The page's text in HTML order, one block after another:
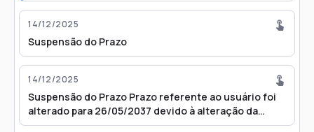
14/12/2025
Suspensão do Prazo
14/12/2025
Suspensão do Prazo Prazo referente ao usuário foi
alterado para 26/05/2037 devido à alteração da
tabela de feriados